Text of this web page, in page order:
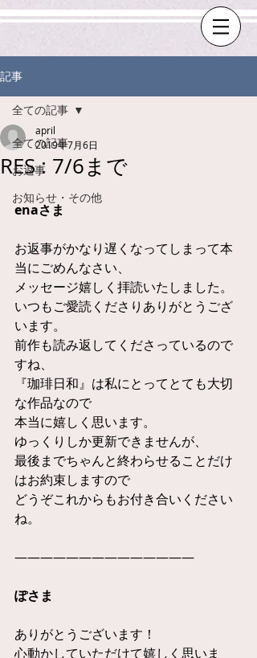
記事
全ての記事
お返事
お知らせ・その他
全ての記事
RES : 7/6まで
april
2019年7月6日
enaさま
お返事がかなり遅くなってしまって本
当にごめんなさい、
メッセージ嬉しく拝読いたしました。
いつもご愛読くださりありがとうござ
います。
前作も読み返してくださっているので
すね、
『珈琲日和』は私にとってとても大切
な作品なので
本当に嬉しく思います。
ゆっくりしか更新できませんが、
最後までちゃんと終わらせることだけ
はお約束しますので
どうぞこれからもお付き合いください
ね。
——————————————
ぽさま
ありがとうございます！
心動かしていただけて嬉しく思いま